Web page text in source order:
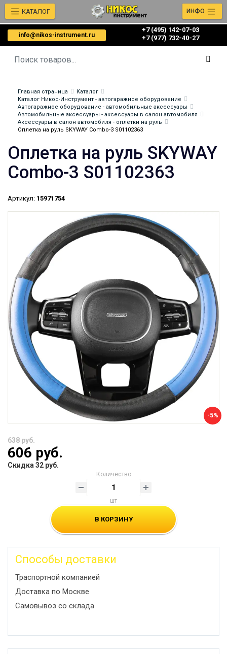
info@nikos-instrument.ru
+7 (495) 142-07-03
‎‎+7 (977) 732-40-27
КАТАЛОГ ИНФО
Главная страница
Каталог
Каталог Никос-Инструмент - автогаражное оборудование
Автогаражное оборудование - автомобильные аксессуары
Автомобильные аксессуары - аксессуары в салон автомобиля
Аксессуары в салон автомобиля - оплетки на руль
Оплетка на руль SKYWAY Combo-3 S01102363
Оплетка на руль SKYWAY
Combo-3 S01102363
Артикул: 15971754
-5%
638 руб.
606 руб.
Скидка 32 руб.
Количество
шт
В КОРЗИНУ
Способы доставки
Траспортной компанией
Доставка по Москве
Самовывоз со склада